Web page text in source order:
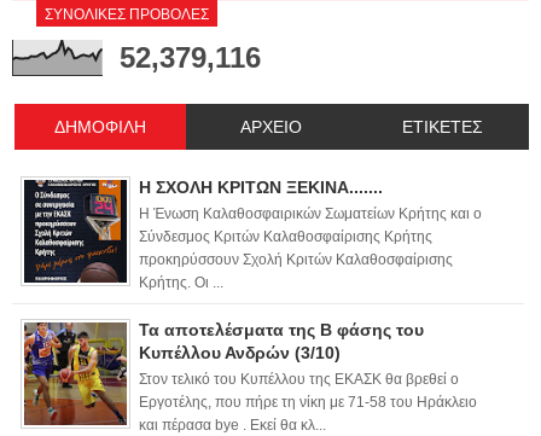
ΣΥΝΟΛΙΚΕΣ ΠΡΟΒΟΛΕΣ
52,379,116
ΔΗΜΟΦΙΛΗ ΑΡΧΕΙΟ ΕΤΙΚΕΤΕΣ
Η ΣΧΟΛΗ ΚΡΙΤΩΝ ΞΕΚΙΝΑ.......
Η Ένωση Καλαθοσφαιρικών Σωματείων Κρήτης και ο
Σύνδεσμος Κριτών Καλαθοσφαίρισης Κρήτης
προκηρύσσουν Σχολή Κριτών Καλαθοσφαίρισης
Κρήτης. Οι ...
Τα αποτελέσματα της Β φάσης του
Κυπέλλου Ανδρών (3/10)
Στον τελικό του Κυπέλλου της ΕΚΑΣΚ θα βρεθεί ο
Εργοτέλης, που πήρε τη νίκη με 71-58 του Ηράκλειο
και πέρασα bye . Εκεί θα κλ...